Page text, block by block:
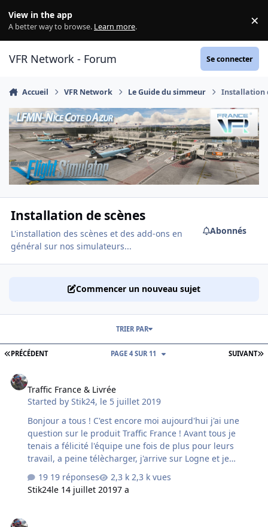
View in the app
A better way to browse. Learn more. ×
VFR Network - Forum Se connecter
Accueil VFR Network Le Guide du simmeur Installation
Installation de scènes
L'installation des scènes et des add-ons en
général sur nos simulateurs...
Abonnés
Commencer un nouveau sujet
PREMIÈRE PAGE
PRÉCÉDENT SUIVANT
PAGE 4 SUR 11
TRIER PAR
Traffic France & Livrée
Started byStik24, le 5 juillet 2019
Bonjour a tous ! C'est encore moi aujourd'hui j'ai une
question sur le produit Traffic France ! Avant tous je
tenais a félicité l'équipe une fois de plus pour leurs
travail, a peine télècharger, j'arrive sur Logne et je
tombe nez a nez avec le PA28 RV du club Henry
Guillaumet et leurs nouvelles livrée de flotte bleu !!
Super génial !! Ma question est simple, je voulais savoir
19 réponses
2,3 k vues
Stik24le 14 juillet 20197 a